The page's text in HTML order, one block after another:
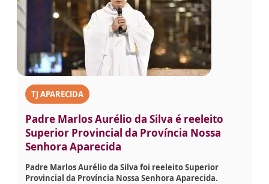
TJ APARECIDA
Padre Marlos Aurélio da Silva é reeleito
Superior Provincial da Província Nossa
Senhora Aparecida
Padre Marlos Aurélio da Silva foi reeleito Superior
Provincial da Província Nossa Senhora Aparecida.